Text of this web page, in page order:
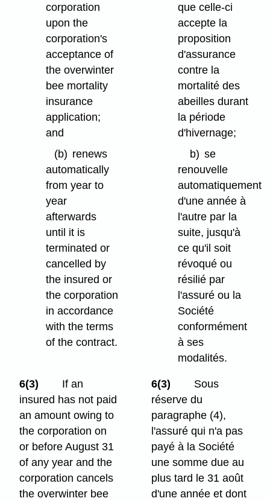
corporation
upon the
corporation's
acceptance of
the overwinter
bee mortality
insurance
application;
and
(b) renews
automatically
from year to
year
afterwards
until it is
terminated or
cancelled by
the insured or
the corporation
in accordance
with the terms
of the contract.
que celle-ci
accepte la
proposition
d'assurance
contre la
mortalité des
abeilles durant
la période
d'hivernage;
b) se
renouvelle
automatiquement
d'une année à
l'autre par la
suite, jusqu'à
ce qu'il soit
révoqué ou
résilié par
l'assuré ou la
Société
conformément
à ses
modalités.
6(3)
If an
insured has not paid
an amount owing to
the corporation on
or before August 31
of any year and the
corporation cancels
the overwinter bee
6(3)
Sous
réserve du
paragraphe (4),
l'assuré qui n'a pas
payé à la Société
une somme due au
plus tard le 31 août
d'une année et dont